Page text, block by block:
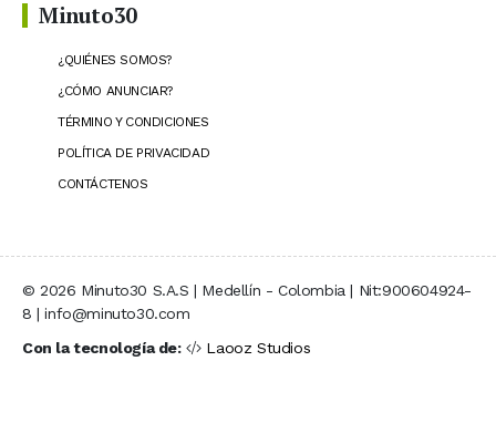
Minuto30
¿QUIÉNES SOMOS?
¿CÓMO ANUNCIAR?
TÉRMINO Y CONDICIONES
POLÍTICA DE PRIVACIDAD
CONTÁCTENOS
© 2026 Minuto30 S.A.S | Medellín - Colombia | Nit:900604924-
8 | info@minuto30.com
Con la tecnología de:
Laooz Studios